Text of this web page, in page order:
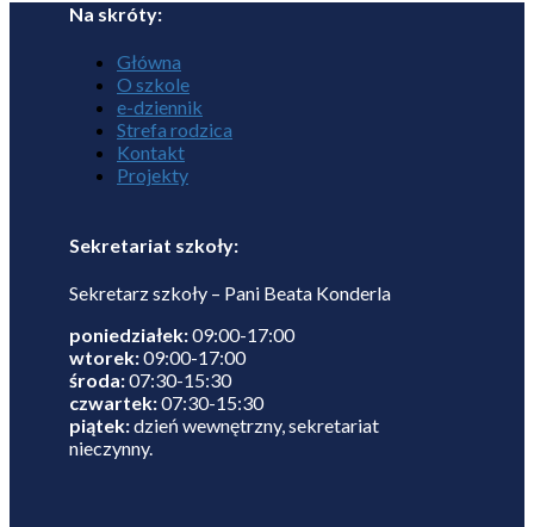
Na skróty:
Główna
O szkole
e-dziennik
Strefa rodzica
Kontakt
Projekty
Sekretariat szkoły:
Sekretarz szkoły – Pani Beata Konderla
poniedziałek:09:00-17:00
wtorek:09:00-17:00
środa:07:30-15:30
czwartek:07:30-15:30
piątek:dzień wewnętrzny, sekretariat
nieczynny.